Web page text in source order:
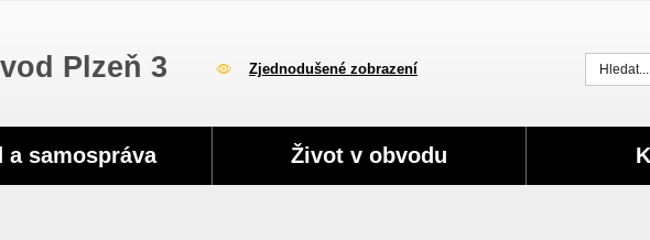
Plzeň 3 Zjednodušené zobrazení
a samospráva Život v obvodu